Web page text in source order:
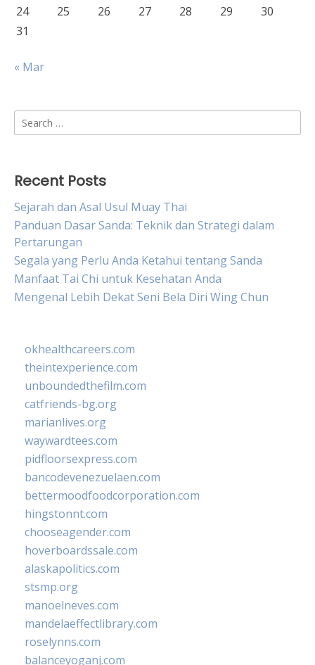
24
25 26 27 28 29
30
31
« Mar
Search
for:
Recent Posts
Sejarah dan Asal Usul Muay Thai
Panduan Dasar Sanda: Teknik dan Strategi dalam
Pertarungan
Segala yang Perlu Anda Ketahui tentang Sanda
Manfaat Tai Chi untuk Kesehatan Anda
Mengenal Lebih Dekat Seni Bela Diri Wing Chun
okhealthcareers.com
theintexperience.com
unboundedthefilm.com
catfriends-bg.org
marianlives.org
waywardtees.com
pidfloorsexpress.com
bancodevenezuelaen.com
bettermoodfoodcorporation.com
hingstonnt.com
chooseagender.com
hoverboardssale.com
alaskapolitics.com
stsmp.org
manoelneves.com
mandelaeffectlibrary.com
roselynns.com
balanceyoganj.com